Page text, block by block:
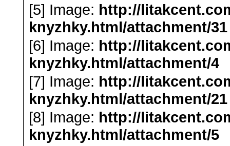
[5] Image: http://
knyzhky.html/attachment/31
[6] Image: http://
knyzhky.html/attachment/4
[7] Image: http://
knyzhky.html/attachment/21
[8] Image: http://
knyzhky.html/attachment/5